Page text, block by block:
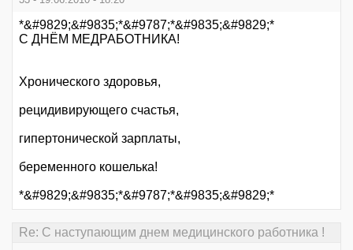
*&#9829;&#9835;*&#9787;*&#9835;&#9829;*
С ДНЁМ МЕДРАБОТНИКА!
Хронического здоровья,
рецидивирующего счастья,
гипертонической зарплаты,
беременного кошелька!
*&#9829;&#9835;*&#9787;*&#9835;&#9829;*
Re: С наступающим днем медицинского работника !